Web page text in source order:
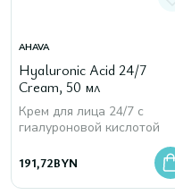
AHAVA
Hyaluronic Acid 24/7
Cream, 50 мл
Крем для лица 24/7 с
гиалуроновой кислотой
191,72BYN